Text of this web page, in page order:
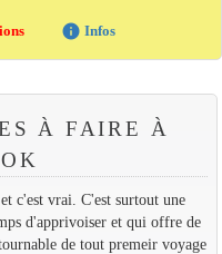
info Infos
À FAIRE À
c'est vrai. C'est surtout une
d'apprivoiser et qui offre de
de tout premeir voyage